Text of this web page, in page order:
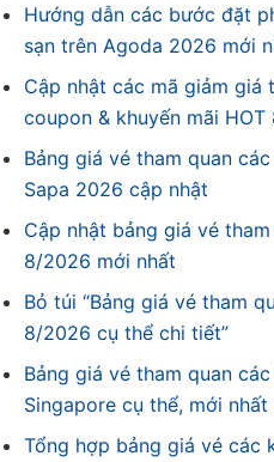
Hướng dẫn các bước đặt
sạn trên Agoda 2026 mới
Cập nhật các mã giảm giá
coupon & khuyến mãi
Bảng giá vé tham quan
Sapa 2026 cập nhật
Cập nhật bảng giá vé
8/2026 mới nhất
Bỏ túi “Bảng giá vé tham
8/2026 cụ thể chi tiết”
Bảng giá vé tham quan
Singapore cụ thể, mới
Tổng hợp bảng giá vé các